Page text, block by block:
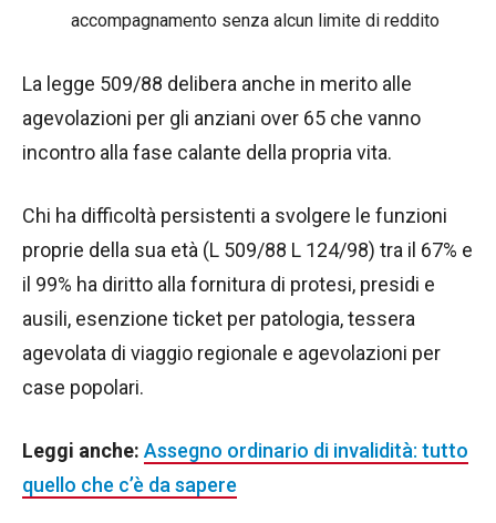
accompagnamento senza alcun limite di reddito
La legge 509/88 delibera anche in merito alle
agevolazioni per gli anziani over 65 che vanno
incontro alla fase calante della propria vita.
Chi ha difficoltà persistenti a svolgere le funzioni
proprie della sua età (L 509/88 L 124/98) tra il 67% e
il 99% ha diritto alla fornitura di protesi, presidi e
ausili, esenzione ticket per patologia, tessera
agevolata di viaggio regionale e agevolazioni per
case popolari.
Leggi anche: Assegno ordinario di invalidità: tutto
quello che c’è da sapere